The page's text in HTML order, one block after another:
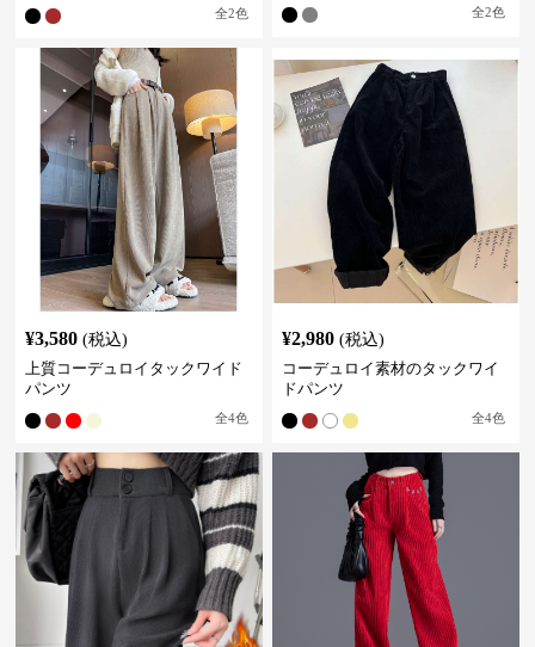
全2色 全2色
¥3,580 (税込)
上質コーデュロイタックワイド
パンツ
全4色
¥2,980 (税込)
コーデュロイ素材のタックワイ
ドパンツ
全4色